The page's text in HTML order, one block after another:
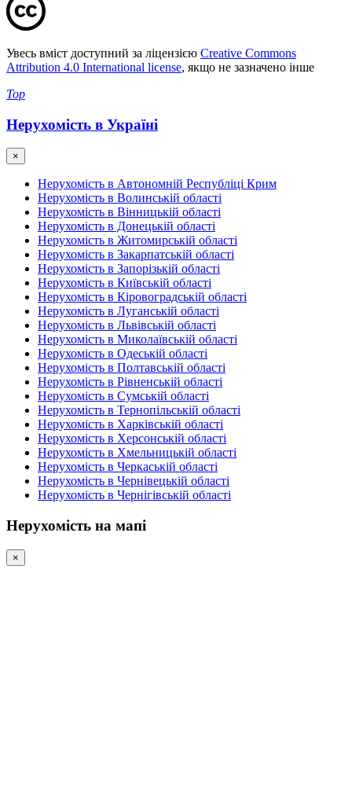
Увесь вміст доступний за ліцензією Creative Commons
Attribution 4.0 International license, якщо не зазначено інше
Top
Нерухомість в Україні
×
Нерухомість в Автономній Республіці Крим
Нерухомість в Волинській області
Нерухомість в Вінницькій області
Нерухомість в Донецькій області
Нерухомість в Житомирській області
Нерухомість в Закарпатській області
Нерухомість в Запорізькій області
Нерухомість в Київській області
Нерухомість в Кіровоградській області
Нерухомість в Луганській області
Нерухомість в Львівській області
Нерухомість в Миколаївській області
Нерухомість в Одеській області
Нерухомість в Полтавській області
Нерухомість в Рівненській області
Нерухомість в Сумській області
Нерухомість в Тернопільській області
Нерухомість в Харківській області
Нерухомість в Херсонській області
Нерухомість в Хмельницькій області
Нерухомість в Черкаській області
Нерухомість в Чернівецькій області
Нерухомість в Чернігівській області
Нерухомість на мапі
×